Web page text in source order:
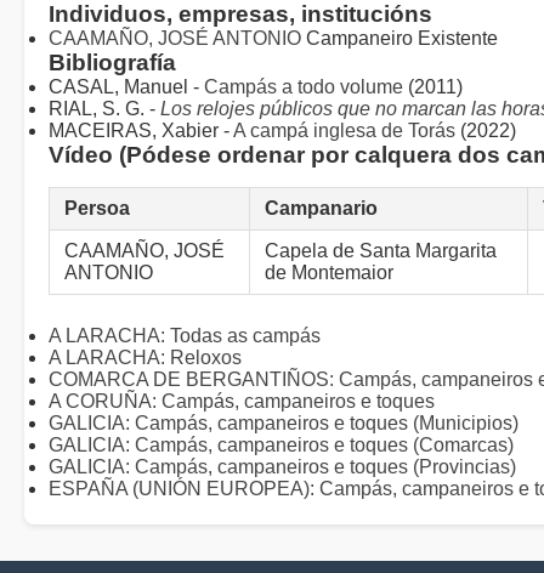
Individuos, empresas, institucións
CAAMAÑO, JOSÉ ANTONIO Campaneiro Existente
Bibliografía
CASAL, Manuel - Campás a todo volume (2011)
RIAL, S. G. - Los relojes públicos que no marcan las
MACEIRAS, Xabier -A campá inglesa de Torás (2022)
Vídeo (Pódese ordenar por calquera dos
Persoa Campanario
CAAMAÑO, JOSÉ
ANTONIO
Capela de Santa Margarita
de Montemaior
A LARACHA: Todas as campás
A LARACHA: Reloxos
COMARCA DE BERGANTIÑOS: Campás, campaneiros
A CORUÑA: Campás, campaneiros e toques
GALICIA: Campás, campaneiros e toques (Municipios)
GALICIA: Campás, campaneiros e toques (Comarcas)
GALICIA: Campás, campaneiros e toques (Provincias)
ESPAÑA (UNIÓN EUROPEA): Campás, campaneiros e